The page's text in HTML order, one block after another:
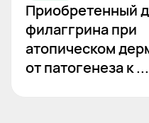
Приобретенный
филаггрина при
атопическом
от патогенеза к ...